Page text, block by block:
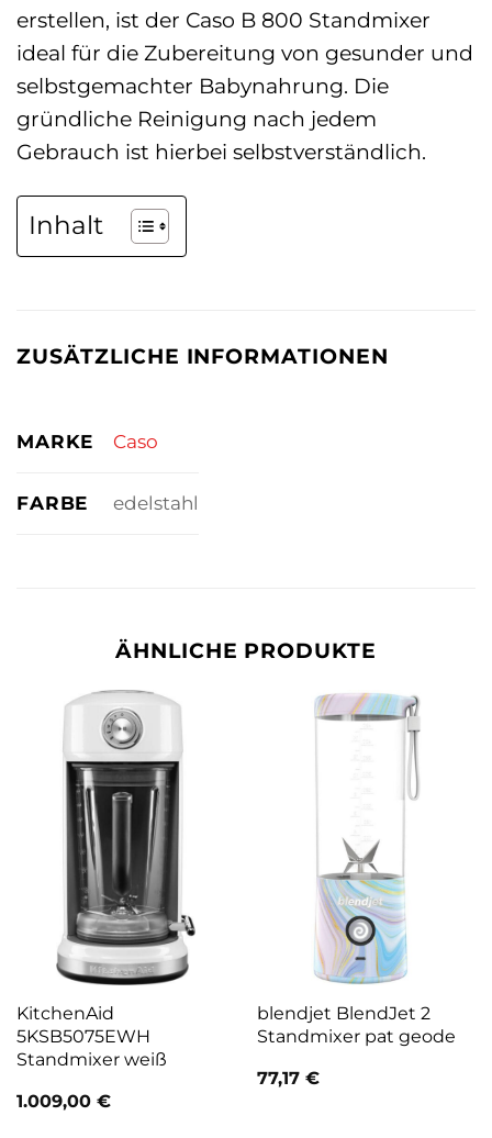
erstellen, ist der Caso B 800 Standmixer
ideal für die Zubereitung von gesunder und
selbstgemachter Babynahrung. Die
gründliche Reinigung nach jedem
Gebrauch ist hierbei selbstverständlich.
Inhalt
ZUSÄTZLICHE INFORMATIONEN
MARKE Caso
FARBE edelstahl
ÄHNLICHE PRODUKTE
KitchenAid
5KSB5075EWH
Standmixer weiß
1.009,00 €
blendjet BlendJet 2
Standmixer pat geode
77,17 €